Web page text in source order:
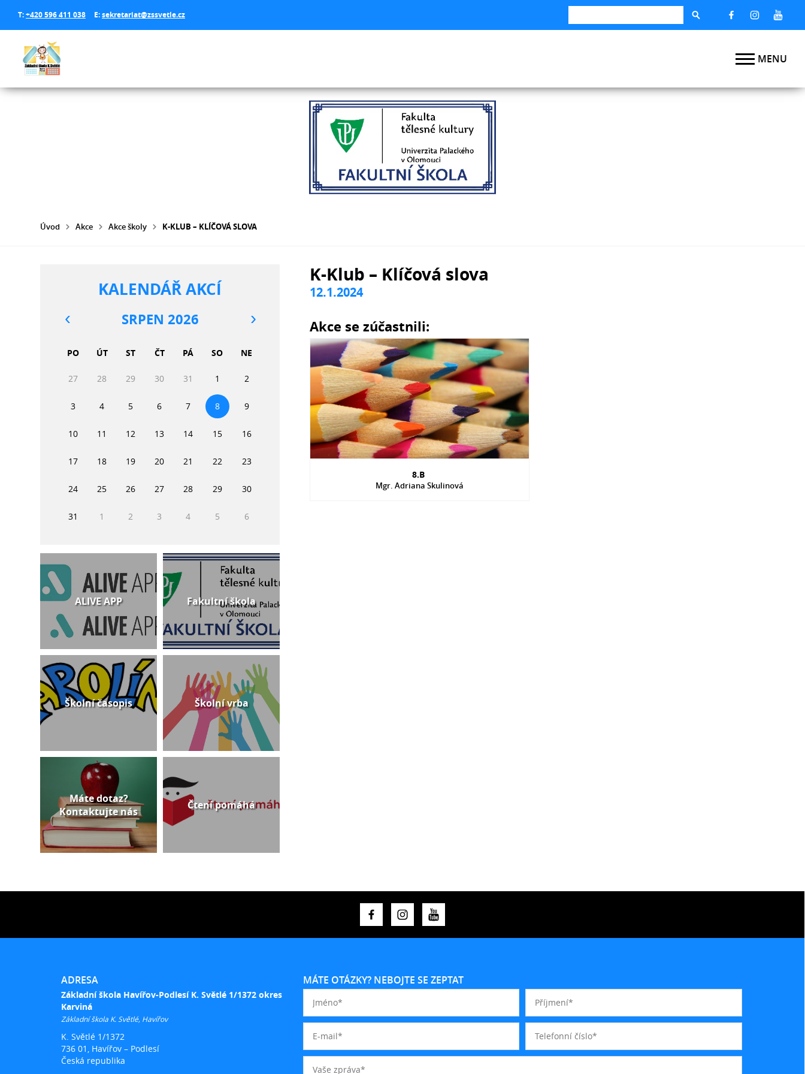
T:+420 596 411 038 E:sekretariat@zssvetle.cz
Úvod Akce Akce školy K-KLUB – KLÍČOVÁ SLOVA
K-Klub – Klíčová slova
12.1.2024
Akce se zúčastnili:
8.B
Mgr. Adriana Skulinová
KALENDÁŘ AKCÍ
SRPEN 2026
PO ÚT ST ČT PÁ SO NE
27 28 29 30 31 1 2
3 4 5 6 7 8 9
10 11 12 13 14 15 16
17 18 19 20 21 22 23
24 25 26 27 28 29 30
31 1 2 3 4 5 6
ALIVE APP Fakultní škola
Školní časopis Školní vrba
Máte dotaz?
Kontaktujte nás
Čtení pomáhá
ADRESA
Základní škola Havířov-Podlesí K. Světlé 1/1372 okres
Karviná
Základní škola K. Světlé, Havířov
K. Světlé 1/1372
736 01, Havířov – Podlesí
Česká republika
MÁTE OTÁZKY? NEBOJTE SE ZEPTAT